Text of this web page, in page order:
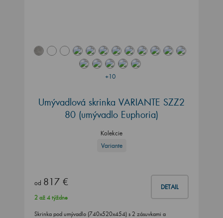
+10
Umývadlová skrinka VARIANTE SZZ2
80 (umývadlo Euphoria)
Kolekcie
Variante
od 817 € DETAIL
2 až 4 týždne
Skrinka pod umývadlo (740x520x454) s 2 zásuvkami a